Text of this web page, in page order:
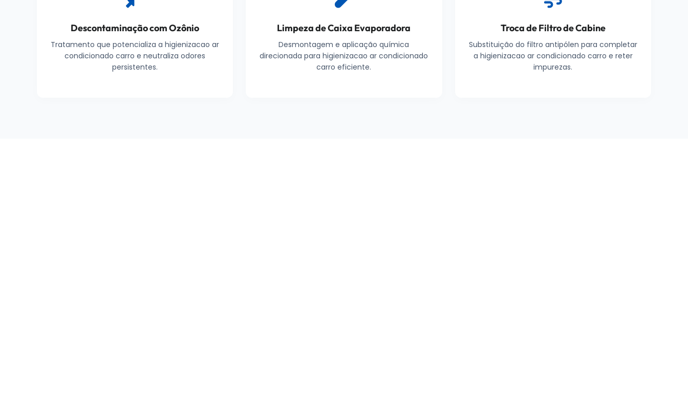
Descontaminação com Ozônio
Tratamento que potencializa a higienizacao ar
condicionado carro e neutraliza odores
persistentes.
Limpeza de Caixa Evaporadora
Desmontagem e aplicação química
direcionada para higienizacao ar condicionado
carro eficiente.
Troca de Filtro de Cabine
Substituição do filtro antipólen para completar
a higienizacao ar condicionado carro e reter
impurezas.